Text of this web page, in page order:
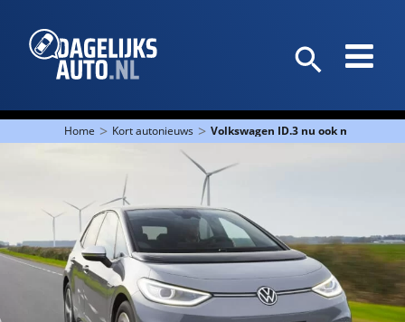
Home > Kort autonieuws > Volkswagen ID.3 nu ook met 77